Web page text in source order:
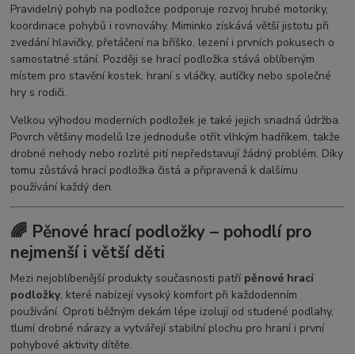
Pravidelný pohyb na podložce podporuje rozvoj hrubé motoriky,
koordinace pohybů i rovnováhy. Miminko získává větší jistotu při
zvedání hlavičky, přetáčení na bříško, lezení i prvních pokusech o
samostatné stání. Později se hrací podložka stává oblíbeným
místem pro stavění kostek, hraní s vláčky, autíčky nebo společné
hry s rodiči.
Velkou výhodou moderních podložek je také jejich snadná údržba.
Povrch většiny modelů lze jednoduše otřít vlhkým hadříkem, takže
drobné nehody nebo rozlité pití nepředstavují žádný problém. Díky
tomu zůstává hrací podložka čistá a připravená k dalšímu
používání každý den.
🌈 Pěnové hrací podložky – pohodlí pro
nejmenší i větší děti
Mezi nejoblíbenější produkty současnosti patří pěnové hrací
podložky, které nabízejí vysoký komfort při každodenním
používání. Oproti běžným dekám lépe izolují od studené podlahy,
tlumí drobné nárazy a vytvářejí stabilní plochu pro hraní i první
pohybové aktivity dítěte.